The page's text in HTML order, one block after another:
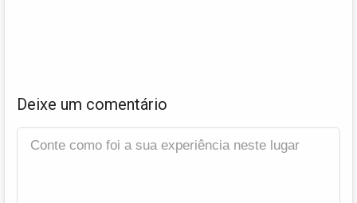
Deixe um comentário